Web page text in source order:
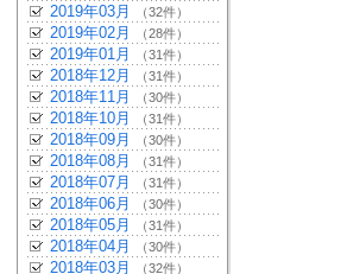
2019年03月 （32件）
2019年02月 （28件）
2019年01月 （31件）
2018年12月 （31件）
2018年11月 （30件）
2018年10月 （31件）
2018年09月 （30件）
2018年08月 （31件）
2018年07月 （31件）
2018年06月 （30件）
2018年05月 （31件）
2018年04月 （30件）
2018年03月 （32件）